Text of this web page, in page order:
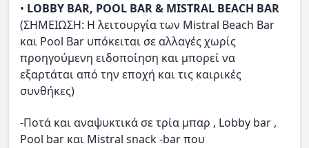
• LOBBY BAR, POOL BAR & MISTRAL BEACH BAR
(ΣΗΜΕΙΩΣΗ: Η λειτουργία των Mistral Beach Bar
και Pool Bar υπόκειται σε αλλαγές χωρίς
προηγούμενη ειδοποίηση και μπορεί να
εξαρτάται από την εποχή και τις καιρικές
συνθήκες)
-Ποτά και αναψυκτικά σε τρία μπαρ , Lobby bar ,
Pool bar και Mistral snack -bar που